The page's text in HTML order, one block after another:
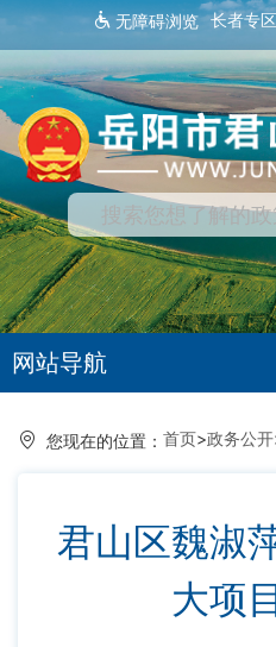
无障碍浏览 长者专区
网站导航
您现在的位置： 首页>政务公开
君山区魏淑
大项